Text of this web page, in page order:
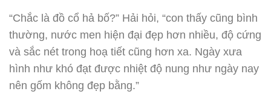
“Chắc là đồ cổ hả bố?” Hải hỏi, “con thấy cũng bình
thường, nước men hiện đại đẹp hơn nhiều, độ cứng
và sắc nét trong hoạ tiết cũng hơn xa. Ngày xưa
hình như khó đạt được nhiệt độ nung như ngày nay
nên gốm không đẹp bằng.”